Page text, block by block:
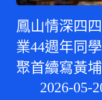
鳳山情深四
業44週年同
聚首續寫黃
2026-05-